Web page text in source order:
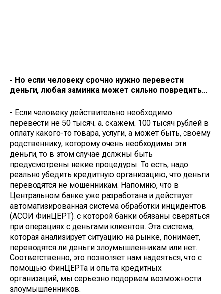
- Но если человеку срочно нужно перевести
деньги, любая заминка может сильно повредить…
- Если человеку действительно необходимо
перевести не 50 тысяч, а, скажем, 100 тысяч рублей в
оплату какого-то товара, услуги, а может быть, своему
родственнику, которому очень необходимы эти
деньги, то в этом случае должны быть
предусмотрены некие процедуры. То есть, надо
реально убедить кредитную организацию, что деньги
переводятся не мошенникам. Напомню, что в
Центральном банке уже разработана и действует
автоматизированная система обработки инцидентов
(АСОИ ФинЦЕРТ), с которой банки обязаны сверяться
при операциях с деньгами клиентов. Эта система,
которая анализирует ситуацию на рынке, понимает,
переводятся ли деньги злоумышленникам или нет.
Соответственно, это позволяет нам надеяться, что с
помощью ФинЦЕРТа и опыта кредитных
организаций, мы серьезно подорвем возможности
злоумышленников.